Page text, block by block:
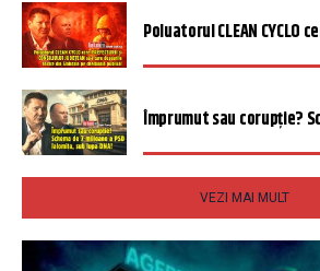
Poluatorul CLEAN CYCLO
Împrumut sau corupție?
VEZI MAI MULT